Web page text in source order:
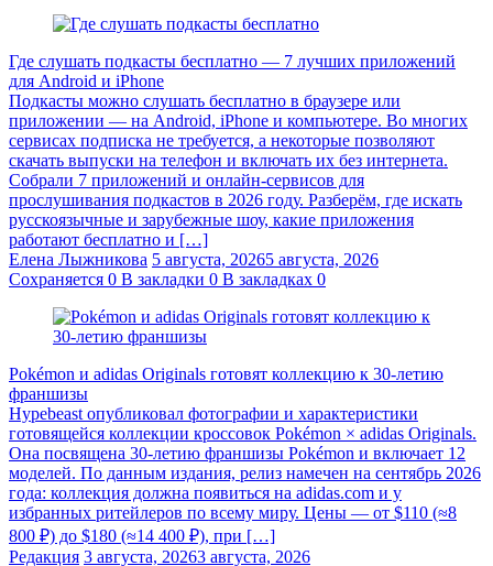
Где слушать подкасты бесплатно — 7 лучших приложений
для Android и iPhone
Подкасты можно слушать бесплатно в браузере или
приложении — на Android, iPhone и компьютере. Во многих
сервисах подписка не требуется, а некоторые позволяют
скачать выпуски на телефон и включать их без интернета.
Собрали 7 приложений и онлайн-сервисов для
прослушивания подкастов в 2026 году. Разберём, где искать
русскоязычные и зарубежные шоу, какие приложения
работают бесплатно и […]
Елена Лыжникова 5 августа, 20265 августа, 2026
Сохраняется 0 В закладки 0 В закладках 0
Pokémon и adidas Originals готовят коллекцию к 30-летию
франшизы
Hypebeast опубликовал фотографии и характеристики
готовящейся коллекции кроссовок Pokémon × adidas Originals.
Она посвящена 30-летию франшизы Pokémon и включает 12
моделей. По данным издания, релиз намечен на сентябрь 2026
года: коллекция должна появиться на adidas.com и у
избранных ритейлеров по всему миру. Цены — от $110 (≈8
800 ₽) до $180 (≈14 400 ₽), при […]
Редакция 3 августа, 20263 августа, 2026